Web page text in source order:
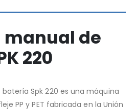
manual de
220
Spk 220 es una máquina
PP y PET fabricada en la Unión